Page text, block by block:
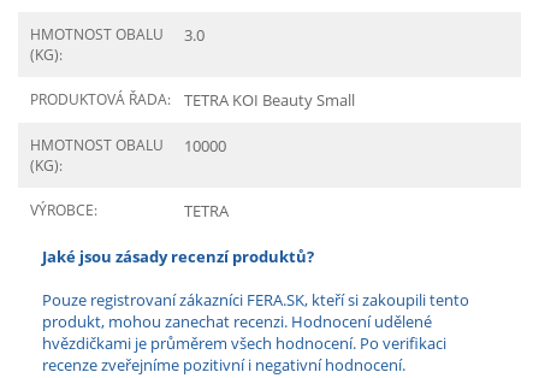
HMOTNOST OBALU
(KG):
3.0
PRODUKTOVÁ ŘADA: TETRA KOI Beauty Small
HMOTNOST OBALU
(KG):
10000
VÝROBCE: TETRA
Jaké jsou zásady recenzí produktů?
Pouze registrovaní zákazníci FERA.SK, kteří si zakoupili tento
produkt, mohou zanechat recenzi. Hodnocení udělené
hvězdičkami je průměrem všech hodnocení. Po verifikaci
recenze zveřejníme pozitivní i negativní hodnocení.